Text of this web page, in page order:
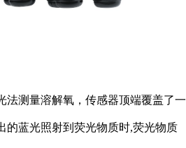
法测量溶解氧，传感器顶端覆盖了一
的蓝光照射到荧光物质时,荧光物质